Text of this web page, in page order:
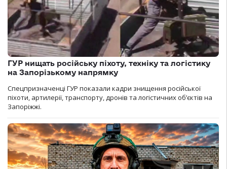
ГУР нищать російську піхоту, техніку та логістику
на Запорізькому напрямку
Спецпризначенці ГУР показали кадри знищення російської
піхоти, артилерії, транспорту, дронів та логістичних об’єктів на
Запоріжжі.